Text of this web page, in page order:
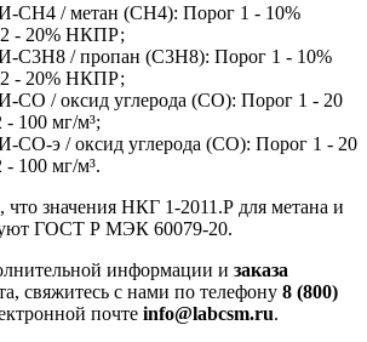
/ метан (СН4): Порог 1 - 10%
- 20% НКПР;
/ пропан (С3Н8): Порог 1 - 10%
- 20% НКПР;
/ оксид углерода (СО): Порог 1 - 20
100 мг/м³;
э / оксид углерода (СО): Порог 1 - 20
100 мг/м³.
значения НКГ 1-2011.Р для метана и
ГОСТ Р МЭК 60079-20.
информации и заказа
свяжитесь с нами по телефону 8 (800)
почте info@labcsm.ru.